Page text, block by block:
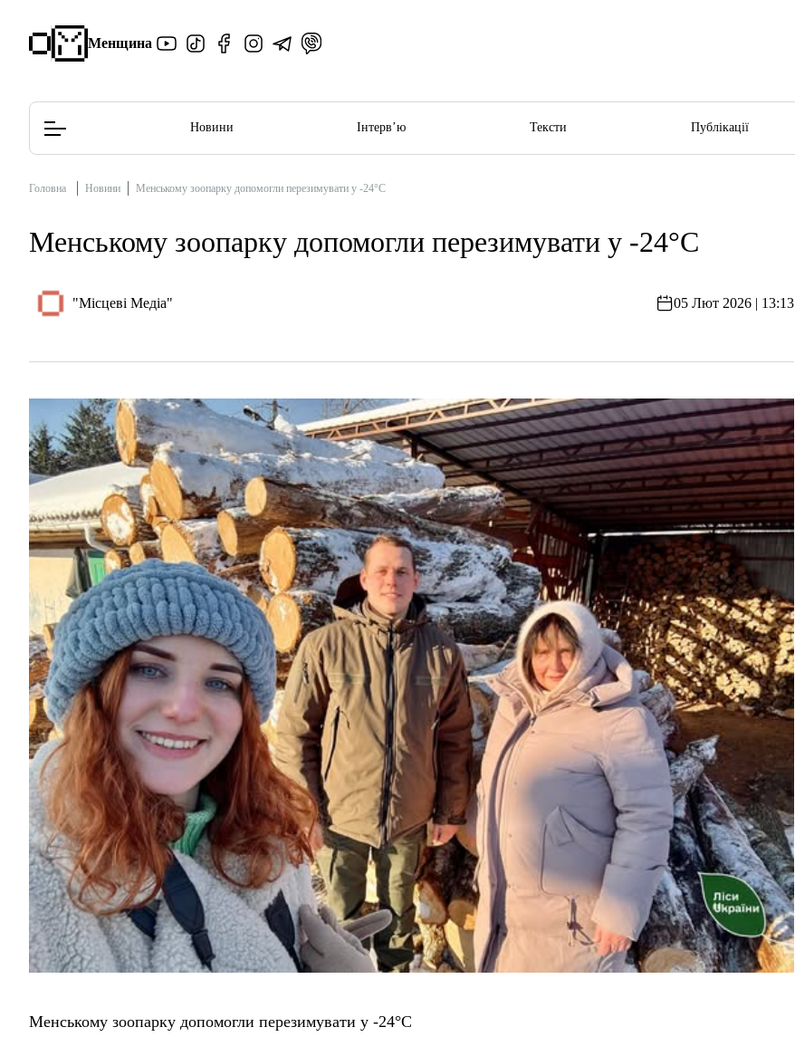
Менщина
Редакційна політика
Новини Інтерв’ю Тексти Публікації
Головна Новини Менському зоопарку допомогли перезимувати у -24°C
Менському зоопарку допомогли перезимувати у -24°C
"Місцеві Медіа" 05 Лют 2026 | 13:13
Менському зоопарку допомогли перезимувати у -24°C